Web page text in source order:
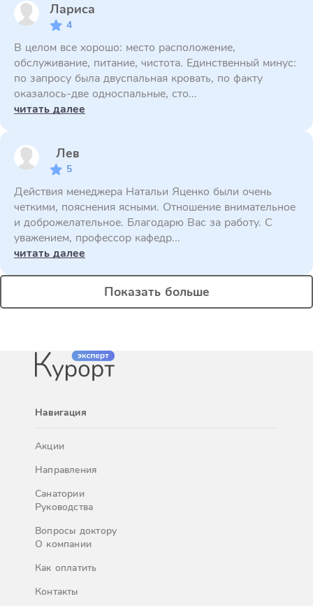
Лариса
4
В целом все хорошо: место расположение,
обслуживание, питание, чистота. Единственный минус:
по запросу была двуспальная кровать, по факту
оказалось-две односпальные, сто...
читать далее
Лев
5
Действия менеджера Натальи Яценко были очень
четкими, пояснения ясными. Отношение внимательное
и доброжелательное. Благодарю Вас за работу. С
уважением, профессор кафедр...
читать далее
Показать больше
Навигация
Акции
Направления
Санатории
Руководства
Вопросы доктору
О компании
Как оплатить
Контакты